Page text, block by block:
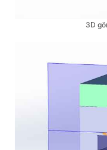
3D